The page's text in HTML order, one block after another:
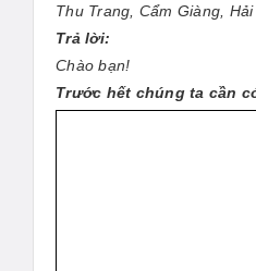
Thu Trang, Cẩm Giàng, Hải
Trả lời:
Chào bạn!
Trước hết chúng ta cần